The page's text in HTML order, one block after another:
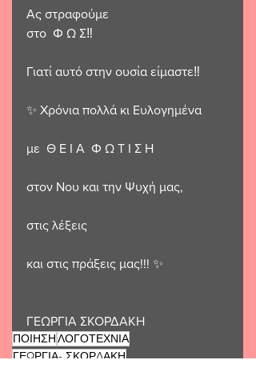
Ας στραφούμε
στο  Φ Ω Σ‼️
Γιατί αυτό στην ουσία είμαστε‼️
✨️ Χρόνια πολλά κι Ευλογημένα
με  Θ Ε Ι Α  Φ Ω Τ Ι Σ Η
στον Νου και την Ψυχή μας,
στις λέξεις
και στις πράξεις μας!!! ✨️
ΓΕΩΡΓΙΑ ΣΚΟΡΔΑΚΗ
ΠΟΙΗΣΗΛΟΓΟΤΕΧΝΙΑ
ΓΕΩΡΓΙΑ- ΣΚΟΡΔΑΚΗ